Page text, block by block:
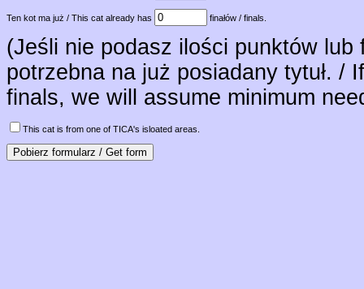
Ten kot ma już / This cat already has finałów / finals.
(Jeśli nie podasz ilości punktów lub
potrzebna na już posiadany tytuł. /
finals, we will assume minimum
This cat is from one of TICA's isloated areas.